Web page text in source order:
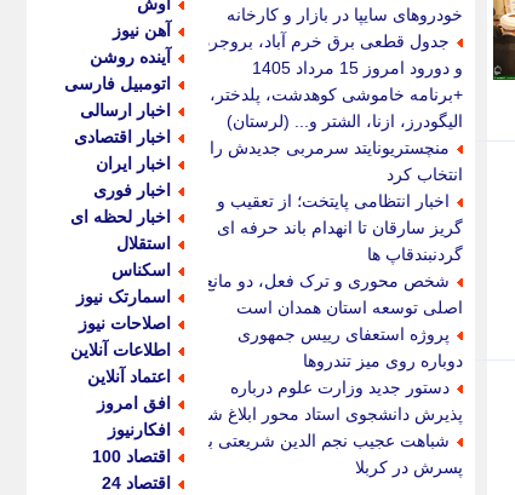
خودروهای سایپا در بازار و کارخانه
جدول قطعی برق خرم آباد، بروجرد
و دورود امروز 15 مرداد 1405
+برنامه خاموشی کوهدشت، پلدختر،
الیگودرز، ازنا، الشتر و... (لرستان)
منچستریونایتد سرمربی جدیدش را
انتخاب کرد
اخبار انتظامی پایتخت؛ از تعقیب و
گریز سارقان تا انهدام باند حرفه ای
گردنبندقاپ ها
شخص محوری و ترک فعل، دو مانع
اصلی توسعه استان همدان است
پروژه استعفای رییس جمهوری
دوباره روی میز تندروها
دستور جدید وزارت علوم درباره
پذیرش دانشجوی استاد محور ابلاغ شد
شباهت عجیب نجم الدین شریعتی به
پسرش در کربلا
آهن نیوز
آینده روشن
اتومبیل فارسی
اخبار ارسالی
اخبار اقتصادی
اخبار ایران
اخبار فوری
اخبار لحظه ای
استقلال
اسکناس
اسمارتک نیوز
اصلاحات نیوز
اطلاعات آنلاین
اعتماد آنلاین
افق امروز
افکارنیوز
اقتصاد 100
اقتصاد 24